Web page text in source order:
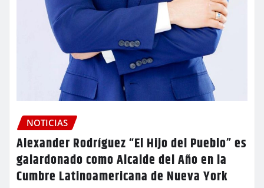
NOTICIAS
Alexander Rodríguez “El Hijo del Pueblo” es
galardonado como Alcalde del Año en la
Cumbre Latinoamericana de Nueva York